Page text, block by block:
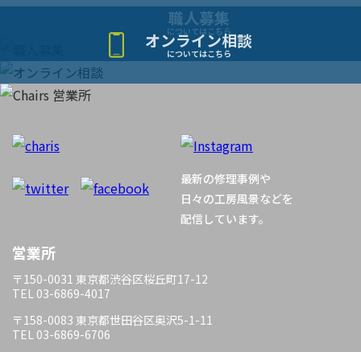
ー
シ
ョ
ン
職人募集
についてはこちら
オンライン相談
についてはこちら
最新の修理事例や
日々の工房風景などを
配信しています。
営業所
〒150-0031 東京都渋谷区桜丘町17-12
TEL 03-6869-4017
〒158-0083 東京都世田谷区奥沢5-1-11
TEL 03-6869-6706